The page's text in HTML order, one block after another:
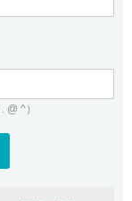
の方
^）